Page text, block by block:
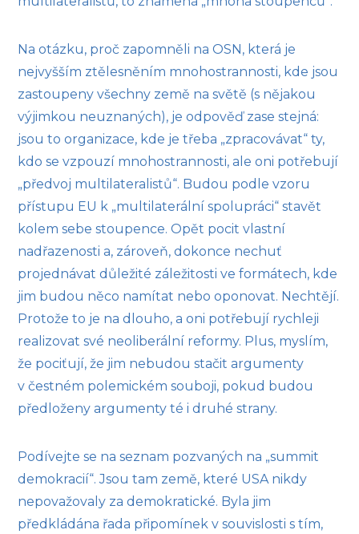
Na otázku, proč zapomněli na OSN, která je
nejvyšším ztělesněním mnohostrannosti, kde jsou
zastoupeny všechny země na světě (s nějakou
výjimkou neuznaných), je odpověď zase stejná:
jsou to organizace, kde je třeba „zpracovávat“ ty,
kdo se vzpouzí mnohostrannosti, ale oni potřebují
„předvoj multilateralistů“. Budou podle vzoru
přístupu EU k „multilaterální spolupráci“ stavět
kolem sebe stoupence. Opět pocit vlastní
nadřazenosti a, zároveň, dokonce nechuť
projednávat důležité záležitosti ve formátech, kde
jim budou něco namítat nebo oponovat. Nechtějí.
Protože to je na dlouho, a oni potřebují rychleji
realizovat své neoliberální reformy. Plus, myslím,
že pociťují, že jim nebudou stačit argumenty
v čestném polemickém souboji, pokud budou
předloženy argumenty té i druhé strany.
Podívejte se na seznam pozvaných na „summit
demokracií“. Jsou tam země, které USA nikdy
nepovažovaly za demokratické. Byla jim
předkládána řada připomínek v souvislosti s tím,